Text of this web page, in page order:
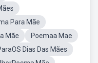
Para Mãe
Mãe
Poemaa Mae
Dias Das Mães